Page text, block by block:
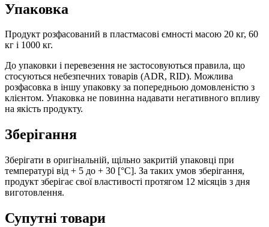
Упаковка
Продукт розфасований в пластмасові ємності масою 20 кг, 60
кг і 1000 кг.
До упаковки і перевезення не застосовуються правила, що
стосуються небезпечних товарів (ADR, RID). Можлива
розфасовка в іншу упаковку за попередньою домовленістю з
клієнтом. Упаковка не повинна надавати негативного впливу
на якість продукту.
Зберігання
Зберігати в оригінальній, щільно закритій упаковці при
температурі від + 5 до + 30 [°C]. За таких умов зберігання,
продукт зберігає свої властивості протягом 12 місяців з дня
виготовлення.
Супутні товари